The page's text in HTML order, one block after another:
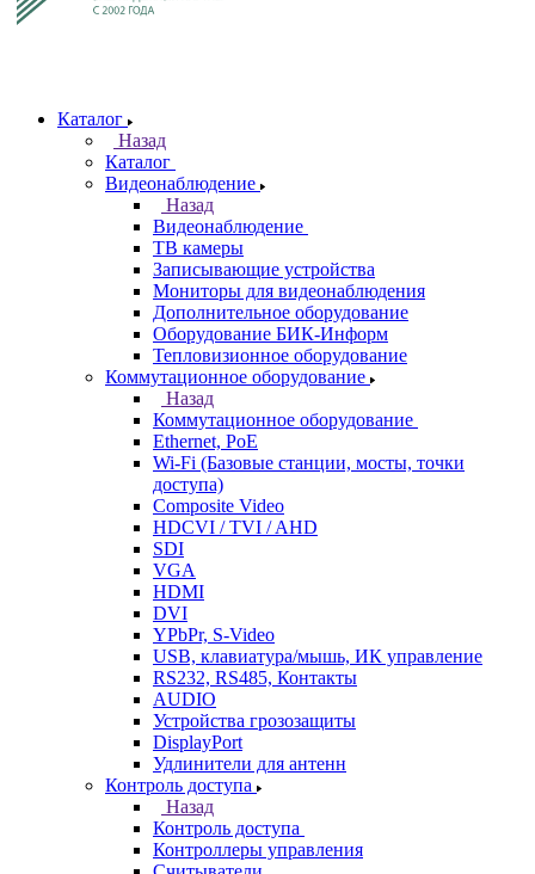
Каталог
Назад
Каталог
Видеонаблюдение
Назад
Видеонаблюдение
ТВ камеры
Записывающие устройства
Мониторы для видеонаблюдения
Дополнительное оборудование
Оборудование БИК-Информ
Тепловизионное оборудование
Коммутационное оборудование
Назад
Коммутационное оборудование
Ethernet, PoE
Wi-Fi (Базовые станции, мосты, точки
доступа)
Composite Video
HDCVI / TVI / AHD
SDI
VGA
HDMI
DVI
YPbPr, S-Video
USB, клавиатура/мышь, ИК управление
RS232, RS485, Контакты
AUDIO
Устройства грозозащиты
DisplayPort
Удлинители для антенн
Контроль доступа
Назад
Контроль доступа
Контроллеры управления